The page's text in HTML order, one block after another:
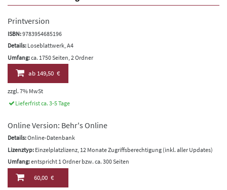
Printversion
ISBN:9783954685196
Details: Loseblattwerk, A4
Umfang:ca. 1750 Seiten, 2 Ordner
ab149,50 €
zzgl. 7% MwSt
Lieferfrist ca. 3-5 Tage
Online Version: Behr's Online
Details:Online-Datenbank
Lizenztyp: Einzelplatzlizenz, 12 Monate Zugriffsberechtigung (inkl. aller Updates)
Umfang:entspricht 1 Ordner bzw. ca. 300 Seiten
60,00 €